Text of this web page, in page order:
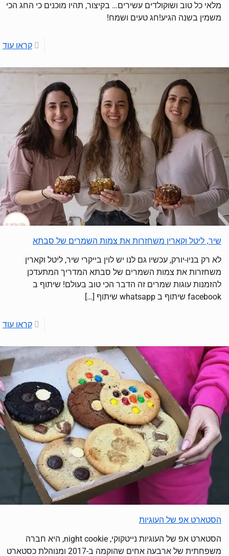
מלאי כל טוב ושוקולדים עשירים… בקיצור, תהיו מוכנים כי החג הכי
משמין בשנה הגיע!חג טעים ושמח!
קראו עוד
שיר, ליטל וקארין משחזרות את צמות השמרים של סבתא
לא רק בניו-יורק, עכשיו גם לנו יש לוין בייקרי שיר, ליטל וקארין
משחזרות את צמות השמרים של סבתא המדריך המתעדכן
להזמנות עוגות שמרים זה הדבר הכי טוב בעולם! שיתוף ב
facebook שיתוף ב whatsapp שיתוף
[…]
קראו עוד
הסטארט אפ של העוגיות
הסטארט אפ של העוגיות נייטקוקי, night cookie, היא חברה
משפחתית של ארבעה אחים שהוקמה ב-2017 ומנוהלת כסטארט